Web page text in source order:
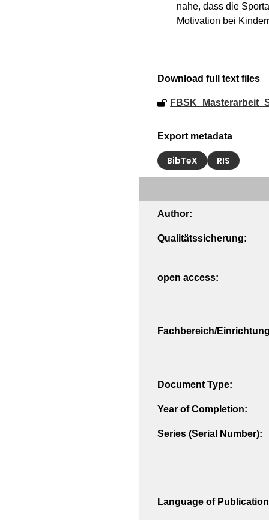
nahe, dass die
Motivation bei
Download full text files
Export metadata
BibTeX RIS
Author:
Qualitätssicherung:
open access:
Fachbereich/
Document Type:
Year of Completion:
Series (Serial Number):
Language of